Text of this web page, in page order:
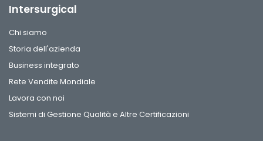
Intersurgical
Chi siamo
Storia dell'azienda
Business integrato
Rete Vendite Mondiale
Lavora con noi
Sistemi di Gestione Qualità e Altre Certificazioni